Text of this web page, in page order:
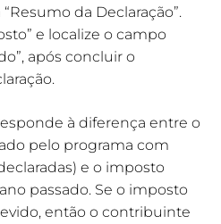
da Declaração”.
e localize o campo
após concluir o
à diferença entre o
pelo programa com
e o imposto
passado. Se o imposto
então o contribuinte